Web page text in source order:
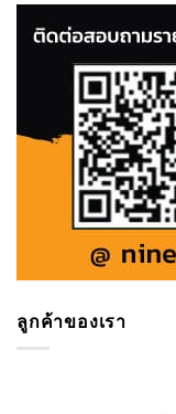
ลูกค้าของเรา